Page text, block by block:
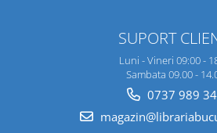
SUPORT
Luni - Vineri 09:00 -
Sambata 09.00 -
0737 989